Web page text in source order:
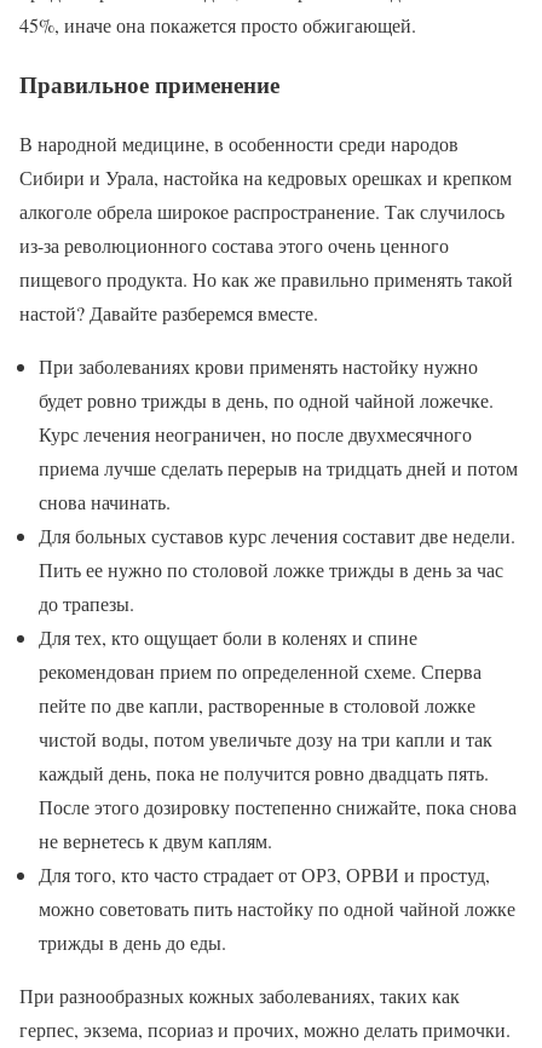
45%, иначе она покажется просто обжигающей.
Правильное применение
В народной медицине, в особенности среди народов
Сибири и Урала, настойка на кедровых орешках и крепком
алкоголе обрела широкое распространение. Так случилось
из-за революционного состава этого очень ценного
пищевого продукта. Но как же правильно применять такой
настой? Давайте разберемся вместе.
При заболеваниях крови применять настойку нужно
будет ровно трижды в день, по одной чайной ложечке.
Курс лечения неограничен, но после двухмесячного
приема лучше сделать перерыв на тридцать дней и потом
снова начинать.
Для больных суставов курс лечения составит две недели.
Пить ее нужно по столовой ложке трижды в день за час
до трапезы.
Для тех, кто ощущает боли в коленях и спине
рекомендован прием по определенной схеме. Сперва
пейте по две капли, растворенные в столовой ложке
чистой воды, потом увеличьте дозу на три капли и так
каждый день, пока не получится ровно двадцать пять.
После этого дозировку постепенно снижайте, пока снова
не вернетесь к двум каплям.
Для того, кто часто страдает от ОРЗ, ОРВИ и простуд,
можно советовать пить настойку по одной чайной ложке
трижды в день до еды.
При разнообразных кожных заболеваниях, таких как
герпес, экзема, псориаз и прочих, можно делать примочки.